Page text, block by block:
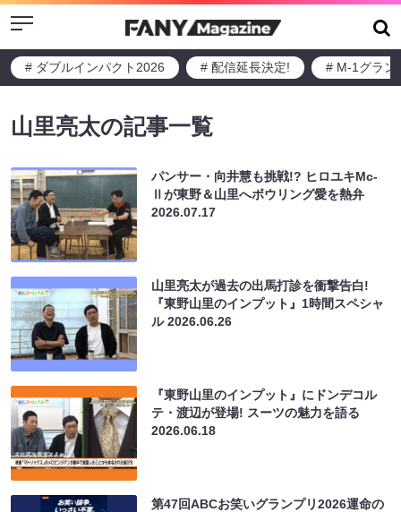
Menu
# ダブルインパクト2026 # 配信延長決定! # M-1グラン
山里亮太の記事一覧
パンサー・向井慧も挑戦!? ヒロユキMc-
Ⅱが東野＆山里へボウリング愛を熱弁
2026.07.17
山里亮太が過去の出馬打診を衝撃告白!
『東野山里のインプット』1時間スペシャ
ル2026.06.26
『東野山里のインプット』にドンデコル
テ・渡辺が登場! スーツの魅力を語る
2026.06.18
第47回ABCお笑いグランプリ2026運命の